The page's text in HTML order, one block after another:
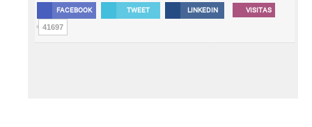
FACEBOOK TWEET LINKEDIN VISITAS
41697